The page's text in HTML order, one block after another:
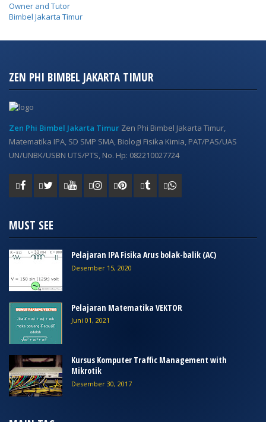
Owner and Tutor
Bimbel Jakarta Timur
ZEN PHI BIMBEL JAKARTA TIMUR
Zen Phi Bimbel Jakarta Timur Zen Phi Bimbel Jakarta Timur,
Matematika IPA, SD SMP SMA, Biologi Fisika Kimia, PAT/PAS/UAS
UN/UNBK/USBN UTS/PTS, No. Hp: 082210027724
MUST SEE
Pelajaran IPA Fisika Arus bolak-balik (AC)
Desember 15, 2020
Pelajaran Matematika VEKTOR
Juni 01, 2021
Kursus Komputer Traffic Management with
Mikrotik
Desember 30, 2017